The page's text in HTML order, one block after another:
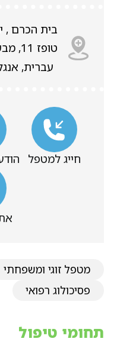
בית הכרם ,
טופז 11, מבשרת ציון
עברית,
חייג למטפל
מטפל זוגי ומשפחתי
פסיכולוג רפואי
תחומי טיפול